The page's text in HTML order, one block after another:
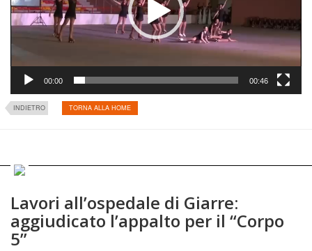
00:00 00:46
INDIETRO TORNA ALLA HOME
Lavori all’ospedale di Giarre:
aggiudicato l’appalto per il “Corpo
5”